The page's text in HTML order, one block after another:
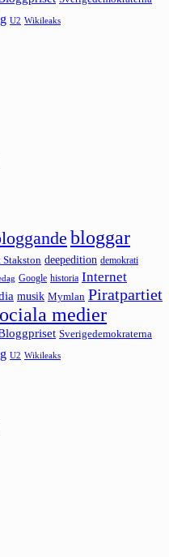
U2 Wikileaks
bloggar
deepedition demokrati
Google historia Internet
musik Mymlan Piratpartiet
medier
Sverigedemokraterna
U2 Wikileaks